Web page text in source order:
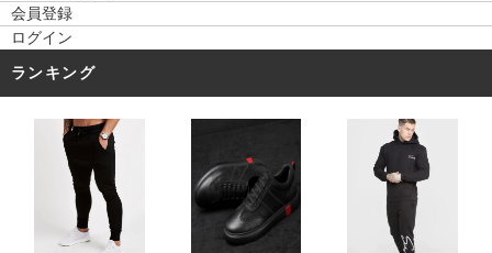
会員登録
ログイン
ランキング